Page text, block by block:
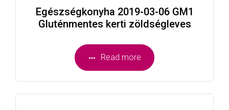
Egészségkonyha 2019-03-06 GM1
Gluténmentes kerti zöldségleves
Read more